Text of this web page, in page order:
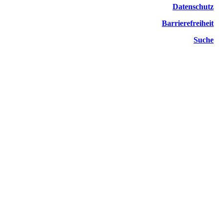
Datenschutz
Barrierefreiheit
Suche